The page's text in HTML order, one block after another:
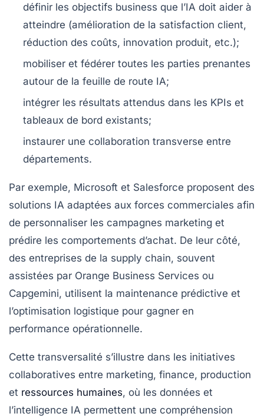
définir les objectifs business que l’IA doit aider à
atteindre (amélioration de la satisfaction client,
réduction des coûts, innovation produit, etc.);
mobiliser et fédérer toutes les parties prenantes
autour de la feuille de route IA;
intégrer les résultats attendus dans les KPIs et
tableaux de bord existants;
instaurer une collaboration transverse entre
départements.
Par exemple, Microsoft et Salesforce proposent des
solutions IA adaptées aux forces commerciales afin
de personnaliser les campagnes marketing et
prédire les comportements d’achat. De leur côté,
des entreprises de la supply chain, souvent
assistées par Orange Business Services ou
Capgemini, utilisent la maintenance prédictive et
l’optimisation logistique pour gagner en
performance opérationnelle.
Cette transversalité s’illustre dans les initiatives
collaboratives entre marketing, finance, production
et ressources humaines, où les données et
l’intelligence IA permettent une compréhension